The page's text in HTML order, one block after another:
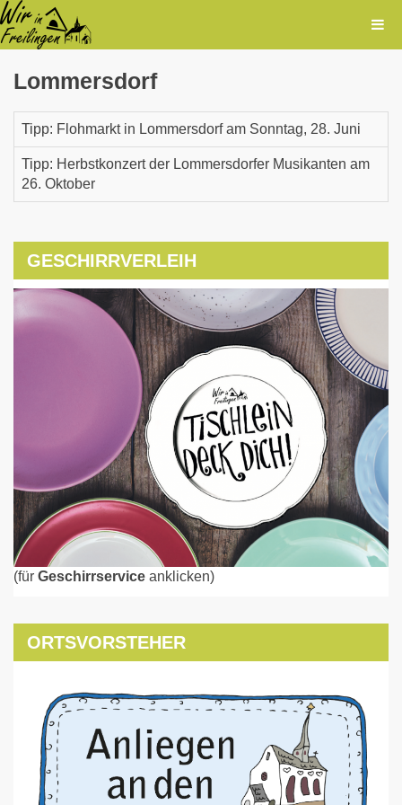
Lommersdorf
Tipp: Flohmarkt in Lommersdorf am Sonntag, 28. Juni
Tipp: Herbstkonzert der Lommersdorfer Musikanten am
26. Oktober
GESCHIRRVERLEIH
(für Geschirrservice anklicken)
ORTSVORSTEHER